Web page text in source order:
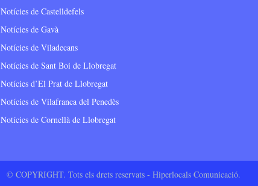
Notícies de Castelldefels
Notícies de Gavà
Notícies de Viladecans
Notícies de Sant Boi de Llobregat
Notícies d’El Prat de Llobregat
Notícies de Vilafranca del Penedès
Notícies de Cornellà de Llobregat
© COPYRIGHT. Tots els drets reservats - Hiperlocals Comunicació.